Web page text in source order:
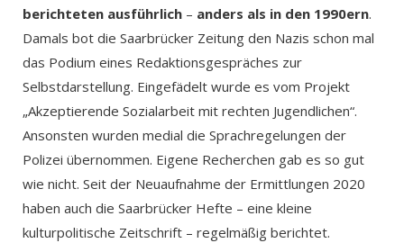
berichteten ausführlich – anders als in den 1990ern.
Damals bot die Saarbrücker Zeitung den Nazis schon mal
das Podium eines Redaktionsgespräches zur
Selbstdarstellung. Eingefädelt wurde es vom Projekt
„Akzeptierende Sozialarbeit mit rechten Jugendlichen“.
Ansonsten wurden medial die Sprachregelungen der
Polizei übernommen. Eigene Recherchen gab es so gut
wie nicht. Seit der Neuaufnahme der Ermittlungen 2020
haben auch die Saarbrücker Hefte – eine kleine
kulturpolitische Zeitschrift – regelmäßig berichtet.